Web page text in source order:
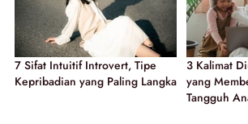
7 Sifat Intuitif Introvert, Tipe
Kepribadian yang Paling Langka
3 Kalimat
yang
Tangguh